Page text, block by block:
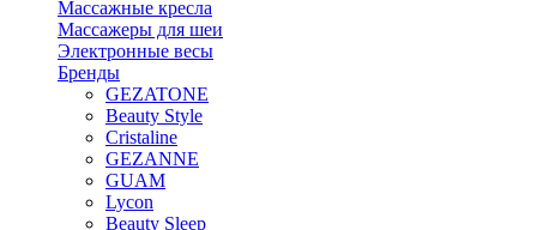
Массажные кресла
Массажеры для шеи
Электронные весы
Бренды
GEZATONE
Beauty Style
Cristaline
GEZANNE
GUAM
Lycon
Beauty Sleep